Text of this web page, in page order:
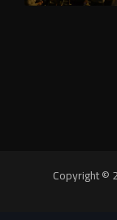
Copyright ©